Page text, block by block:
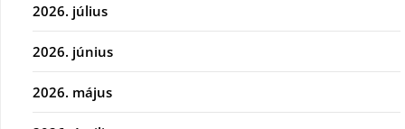
2026. július
2026. június
2026. május